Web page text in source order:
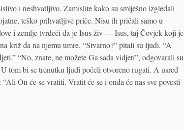
i neshvatljivo. Zamislite kako su smiješno izgledali
teško prihvatljive priče. Nisu ih pričali samo u
i zemlje tvrdeći da je Isus živ — Isus, taj Čovjek koji je
križ da na njemu umre. “Stvarno?” pitali su ljudi. “A
“No, znate, ne možete Ga sada vidjeti”, odgovarali su
tom bi se trenutku ljudi počeli otvoreno rugati. A usred
On će se vratiti. Vratit će se i onda će nas sve povesti